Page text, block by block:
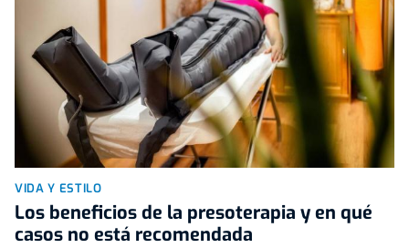
VIDA Y ESTILO
Los beneficios de la presoterapia y en qué
casos no está recomendada